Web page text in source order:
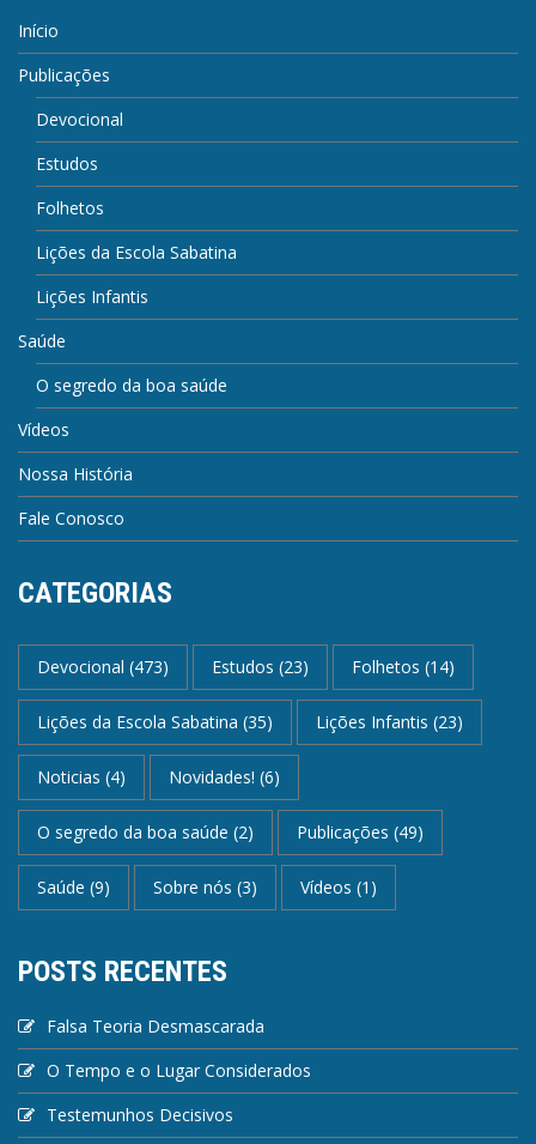
Início
Publicações
Devocional
Estudos
Folhetos
Lições da Escola Sabatina
Lições Infantis
Saúde
O segredo da boa saúde
Vídeos
Nossa História
Fale Conosco
CATEGORIAS
Devocional (473) Estudos (23) Folhetos (14)
Lições da Escola Sabatina (35) Lições Infantis (23)
Noticias (4) Novidades! (6)
O segredo da boa saúde (2) Publicações (49)
Saúde (9) Sobre nós (3) Vídeos (1)
POSTS RECENTES
Falsa Teoria Desmascarada
O Tempo e o Lugar Considerados
Testemunhos Decisivos